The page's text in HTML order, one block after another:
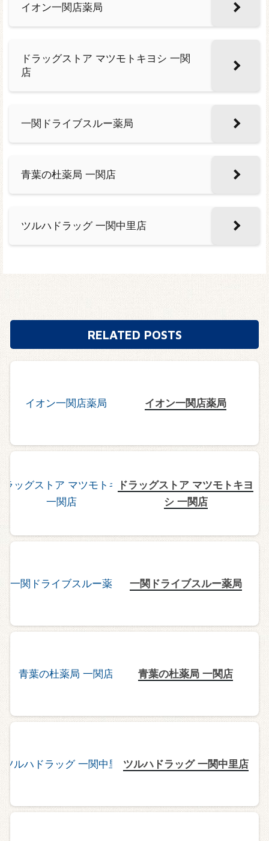
イオン一関店薬局
ドラッグストア マツモトキヨシ 一関
店
一関ドライブスルー薬局
青葉の杜薬局 一関店
ツルハドラッグ 一関中里店
RELATED POSTS
イオン一関店薬局
ドラッグストア マツモトキヨ
シ 一関店
一関ドライブスルー薬局
青葉の杜薬局 一関店
ツルハドラッグ 一関中里店